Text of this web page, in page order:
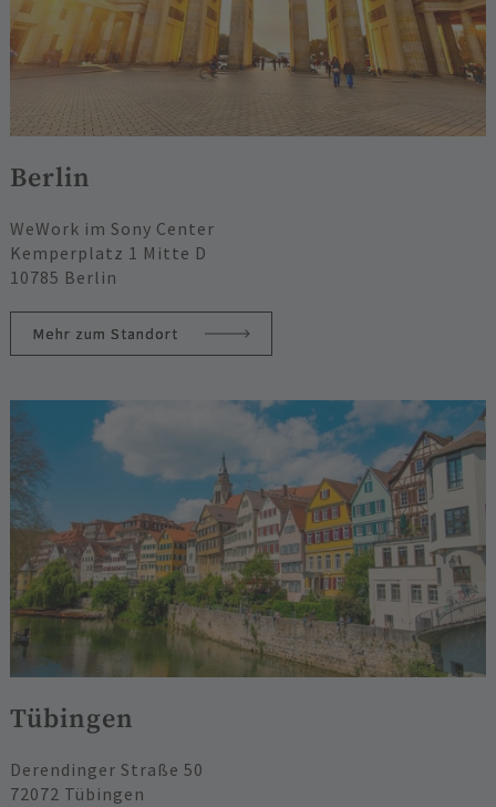
Berlin
WeWork im Sony Center
Kemperplatz 1 Mitte D
10785 Berlin
Mehr zum Standort
Tübingen
Derendinger Straße 50
72072 Tübingen